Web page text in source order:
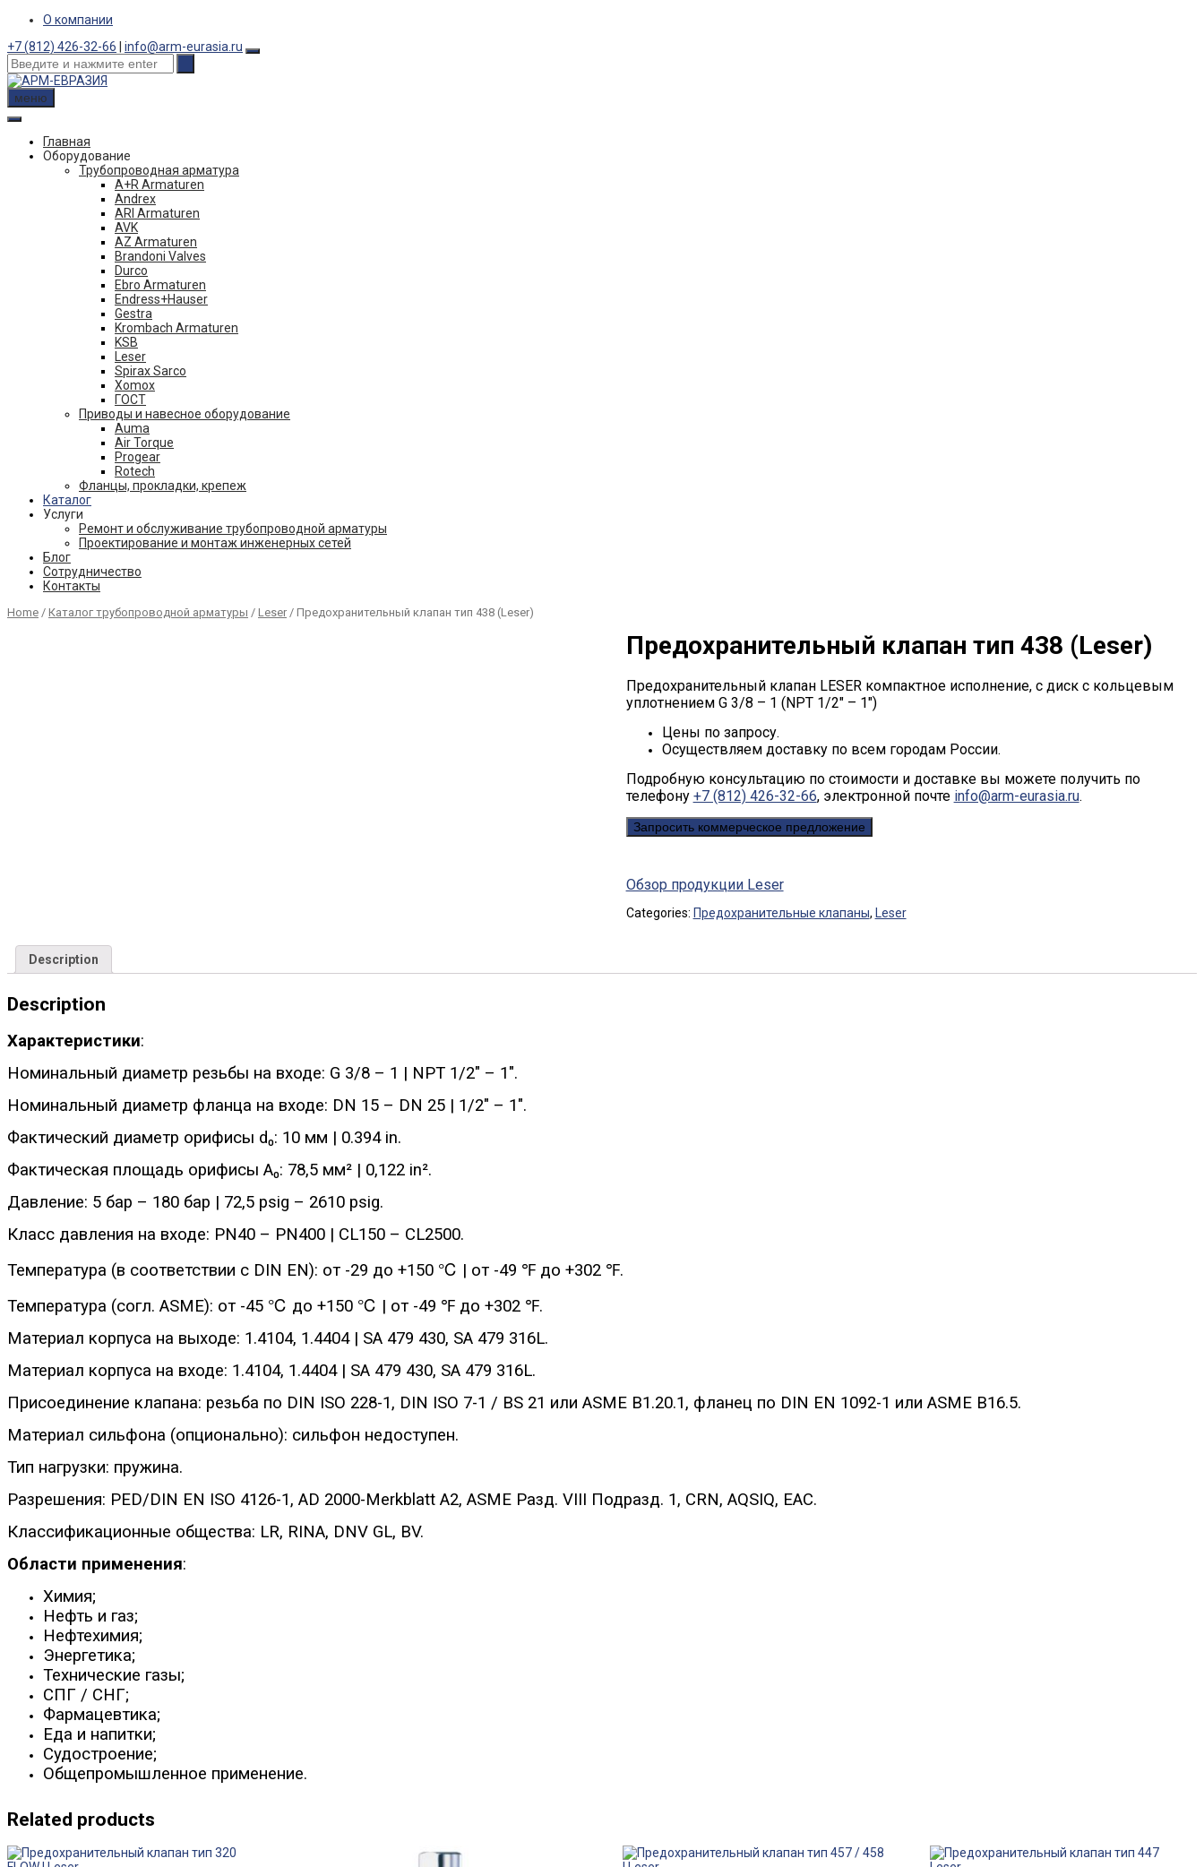
Skip
content
О компании
+7 (812) 426-32-66
info@arm-eurasia.ru
меню
Главная
Оборудование
Трубопроводная арматура
A+R Armaturen
Andrex
ARI Armaturen
AVK
AZ Armaturen
Brandoni Valves
Durco
Ebro Armaturen
Endress+Hauser
Gestra
Krombach Armaturen
KSB
Leser
Spirax Sarco
Xomox
ГОСТ
Приводы и навесное оборудование
Auma
Air Torque
Progear
Rotech
Фланцы, прокладки, крепеж
Каталог
Услуги
Ремонт и обслуживание трубопроводной арматуры
Проектирование и монтаж инженерных сетей
Блог
Сотрудничество
Контакты
Home / Каталог трубопроводной арматуры / Leser / Предохранительный клапан тип 438 (Leser)
Предохранительный клапан тип 438 (Leser)
Предохранительный клапан LESER компактное исполнение, с диск с кольцевым
уплотнением G 3/8 – 1 (NPT 1/2" – 1")
Цены по запросу.
Осуществляем доставку по всем городам России.
Подробную консультацию по стоимости и доставке вы можете получить по
телефону +7 (812) 426-32-66, электронной почте info@arm-eurasia.ru.
Запросить коммерческое предложение
Обзор продукции Leser
Categories: Предохранительные клапаны, Leser
Description
Description
Характеристики:
Номинальный диаметр резьбы на входе: G 3/8 – 1 | NPT 1/2" – 1".
Номинальный диаметр фланца на входе: DN 15 – DN 25 | 1/2" – 1".
Фактический диаметр орифисы d₀: 10 мм | 0.394 in.
Фактическая площадь орифисы A₀: 78,5 мм² | 0,122 in².
Давление: 5 бар – 180 бар | 72,5 psig – 2610 psig.
Класс давления на входе: PN40 – PN400 | CL150 – CL2500.
Температура (в соответствии с DIN EN): от -29 до +150 ℃ | от -49 ℉ до +302 ℉.
Температура (согл. ASME): от -45 ℃ до +150 ℃ | от -49 ℉ до +302 ℉.
Материал корпуса на выходе: 1.4104, 1.4404 | SA 479 430, SA 479 316L.
Материал корпуса на входе: 1.4104, 1.4404 | SA 479 430, SA 479 316L.
Присоединение клапана: резьба по DIN ISO 228-1, DIN ISO 7-1 / BS 21 или ASME B1.20.1, фланец по DIN EN 1092-1 или ASME B16.5.
Материал сильфона (опционально): сильфон недоступен.
Тип нагрузки: пружина.
Разрешения: PED/DIN EN ISO 4126-1, AD 2000-Merkblatt A2, ASME Разд. VIII Подразд. 1, CRN, AQSIQ, EAC.
Классификационные общества: LR, RINA, DNV GL, BV.
Области применения:
Химия;
Нефть и газ;
Нефтехимия;
Энергетика;
Технические газы;
СПГ / СНГ;
Фармацевтика;
Еда и напитки;
Судостроение;
Общепромышленное применение.
Related products